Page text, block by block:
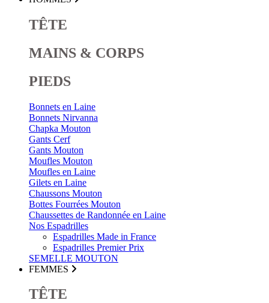
TÊTE
MAINS & CORPS
PIEDS
Bonnets en Laine
Bonnets Nirvanna
Chapka Mouton
Gants Cerf
Gants Mouton
Moufles Mouton
Moufles en Laine
Gilets en Laine
Chaussons Mouton
Bottes Fourrées Mouton
Chaussettes de Randonnée en Laine
Nos Espadrilles
Espadrilles Made in France
Espadrilles Premier Prix
SEMELLE MOUTON
FEMMES
TÊTE